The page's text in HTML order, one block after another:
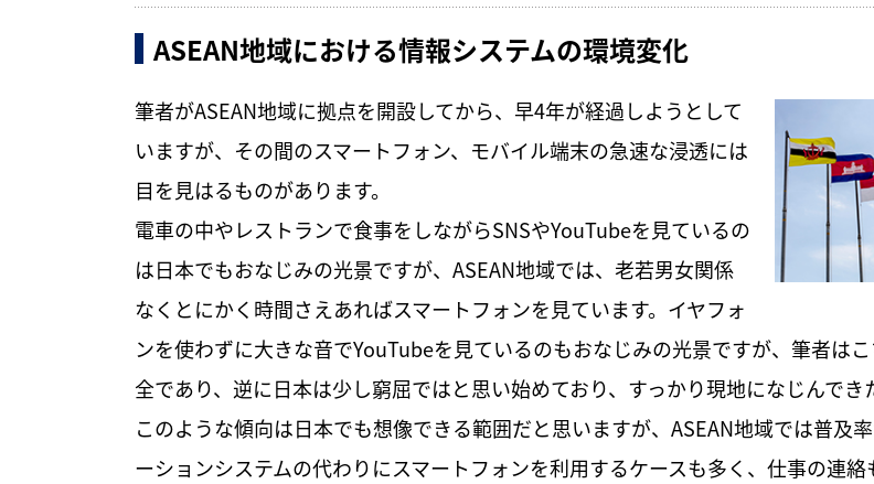
ASEAN地域における情報システムの環境変化
筆者がASEAN地域に拠点を開設してから、早4年が経過しようとして
いますが、その間のスマートフォン、モバイル端末の急速な浸透には
目を見はるものがあります。
電車の中やレストランで食事をしながらSNSやYouTubeを見ているの
は日本でもおなじみの光景ですが、ASEAN地域では、老若男女関係
なくとにかく時間さえあればスマートフォンを見ています。イヤフォ
ンを使わずに大きな音でYouTubeを見ているのもおなじみの光景ですが、筆者は
全であり、逆に日本は少し窮屈ではと思い始めており、すっかり現地になじんでき
このような傾向は日本でも想像できる範囲だと思いますが、ASEAN地域では普及
ーションシステムの代わりにスマートフォンを利用するケースも多く、仕事の連絡